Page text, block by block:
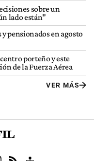
sobre un
lado están"
pensionados en agosto
porteño y este
de la Fuerza Aérea
VER MÁS